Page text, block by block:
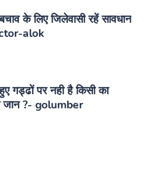
के लिए जिलेवासी रहें सावधान
alok
गड्ढों पर नही है किसी का
जान ?- golumber